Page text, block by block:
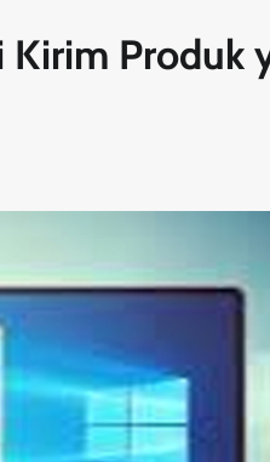
Produk